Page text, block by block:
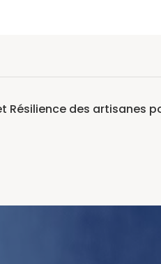
des artisanes